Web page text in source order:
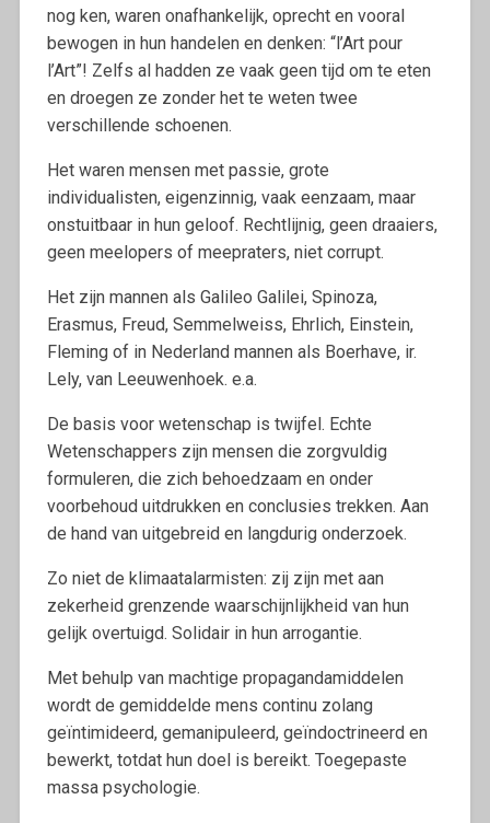
nog ken, waren onafhankelijk, oprecht en vooral
bewogen in hun handelen en denken: “l’Art pour
l’Art”! Zelfs al hadden ze vaak geen tijd om te eten
en droegen ze zonder het te weten twee
verschillende schoenen.
Het waren mensen met passie, grote
individualisten, eigenzinnig, vaak eenzaam, maar
onstuitbaar in hun geloof. Rechtlijnig, geen draaiers,
geen meelopers of meepraters, niet corrupt.
Het zijn mannen als Galileo Galilei, Spinoza,
Erasmus, Freud, Semmelweiss, Ehrlich, Einstein,
Fleming of in Nederland mannen als Boerhave, ir.
Lely, van Leeuwenhoek. e.a.
De basis voor wetenschap is twijfel. Echte
Wetenschappers zijn mensen die zorgvuldig
formuleren, die zich behoedzaam en onder
voorbehoud uitdrukken en conclusies trekken. Aan
de hand van uitgebreid en langdurig onderzoek.
Zo niet de klimaatalarmisten: zij zijn met aan
zekerheid grenzende waarschijnlijkheid van hun
gelijk overtuigd. Solidair in hun arrogantie.
Met behulp van machtige propagandamiddelen
wordt de gemiddelde mens continu zolang
geïntimideerd, gemanipuleerd, geïndoctrineerd en
bewerkt, totdat hun doel is bereikt. Toegepaste
massa psychologie.